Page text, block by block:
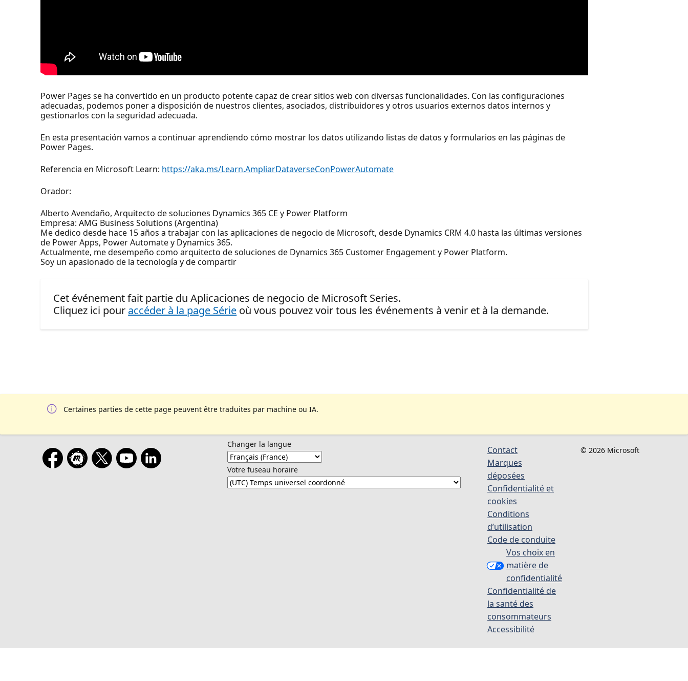
Power Pages se ha convertido en un producto potente capaz de crear sitios web con diversas funcionalidades. Con las configuraciones
adecuadas, podemos poner a disposición de nuestros clientes, asociados, distribuidores y otros usuarios externos datos internos y
gestionarlos con la seguridad adecuada.
En esta presentación vamos a continuar aprendiendo cómo mostrar los datos utilizando listas de datos y formularios en las páginas de
Power Pages.
Referencia en Microsoft Learn: https://aka.ms/Learn.AmpliarDataverseConPowerAutomate
Orador:
Alberto Avendaño, Arquitecto de soluciones Dynamics 365 CE y Power Platform
Empresa: AMG Business Solutions (Argentina)
Me dedico desde hace 15 años a trabajar con las aplicaciones de negocio de Microsoft, desde Dynamics CRM 4.0 hasta las últimas versiones
de Power Apps, Power Automate y Dynamics 365.
Actualmente, me desempeño como arquitecto de soluciones de Dynamics 365 Customer Engagement y Power Platform.
Soy un apasionado de la tecnología y de compartir
Cet événement fait partie du Aplicaciones de negocio de Microsoft Series.
Cliquez ici pour accéder à la page Série où vous pouvez voir tous les événements à venir et à la demande.
Certaines parties de cette page peuvent être traduites par machine ou IA.
Changer la langue
Votre fuseau horaire
Contact
Marques
déposées
Confidentialité et
cookies
Conditions
d’utilisation
Code de conduite
Vos choix en
matière de
confidentialité
Confidentialité de
la santé des
consommateurs
Accessibilité
© 2026 Microsoft